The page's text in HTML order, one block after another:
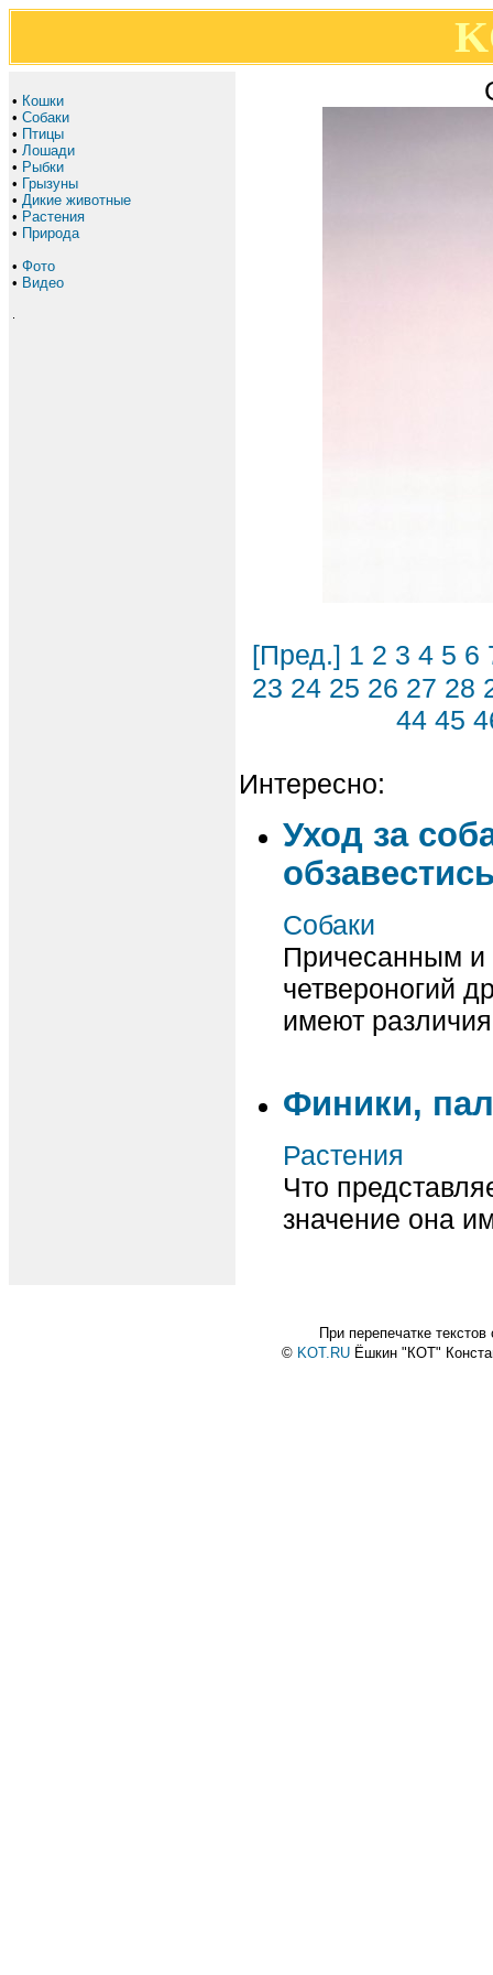
• Кошки
• Собаки
• Птицы
• Лошади
• Рыбки
• Грызуны
• Дикие животные
• Растения
• Природа
• Фото
• Видео
[Пред.] 1 2 3 4 5 6
23 24 25 26 27 28
44 45
Интересно:
Уход за
Собаки
Причесанным и
четвероногий
имеют
Финики,
Растения
Что
значение она
При перепечатке
© KOT.RU Ёшкин "КОТ"